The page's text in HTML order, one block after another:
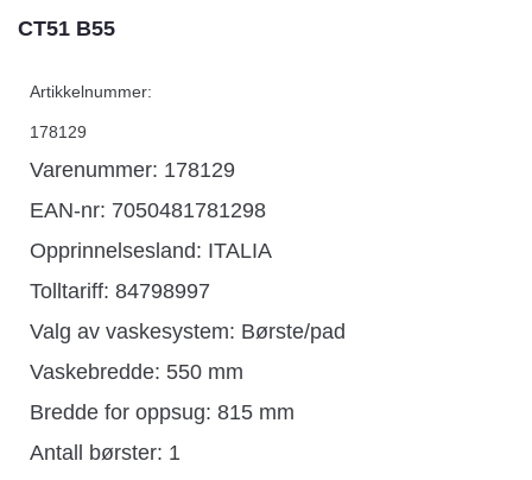
CT51 B55
Artikkelnummer:
178129
Varenummer: 178129
EAN-nr: 7050481781298
Opprinnelsesland: ITALIA
Tolltariff: 84798997
Valg av vaskesystem: Børste/pad
Vaskebredde: 550 mm
Bredde for oppsug: 815 mm
Antall børster: 1